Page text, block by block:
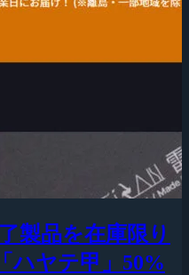
製品を在庫限り
ハヤテ甲」50%